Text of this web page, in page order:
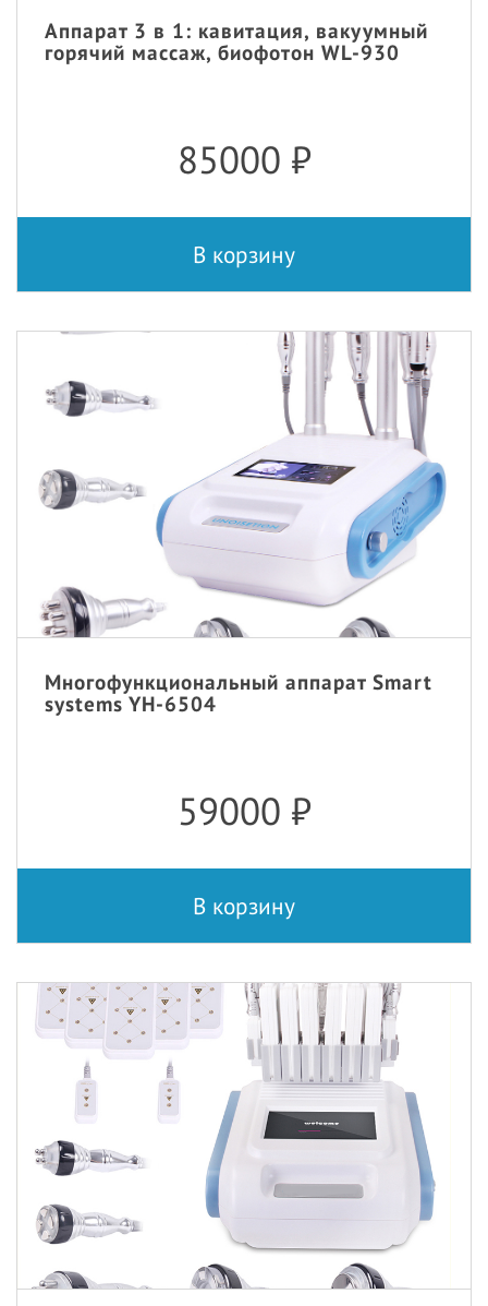
Аппарат 3 в 1: кавитация, вакуумный
горячий массаж, биофотон WL-930
85000 ₽
В корзину
Многофункциональный аппарат Smart
systems YH-6504
59000 ₽
В корзину